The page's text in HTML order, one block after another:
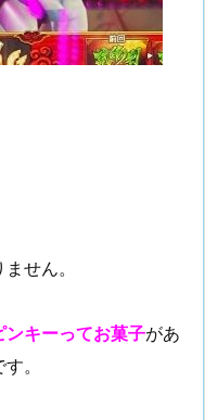
せん。
ンキーってお菓子があ
。